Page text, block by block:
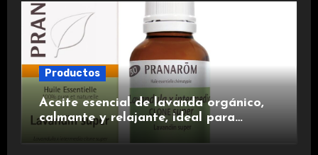
Productos
Aceite esencial de lavanda orgánico,
calmante y relajante, ideal para